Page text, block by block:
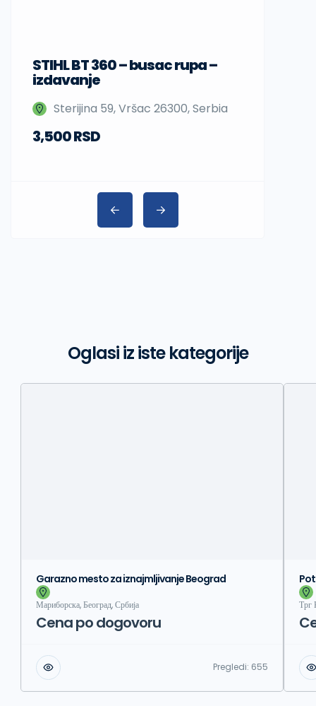
STIHL BT 360 – busac rupa –
izdavanje
Sterijina 59, Vršac 26300, Serbia
3,500 RSD
Oglasi iz iste kategorije
Garazno mesto za iznajmljivanje Beograd
Мариборска, Београд, Србија
Cena po dogovoru
Pregledi: 655
Трг